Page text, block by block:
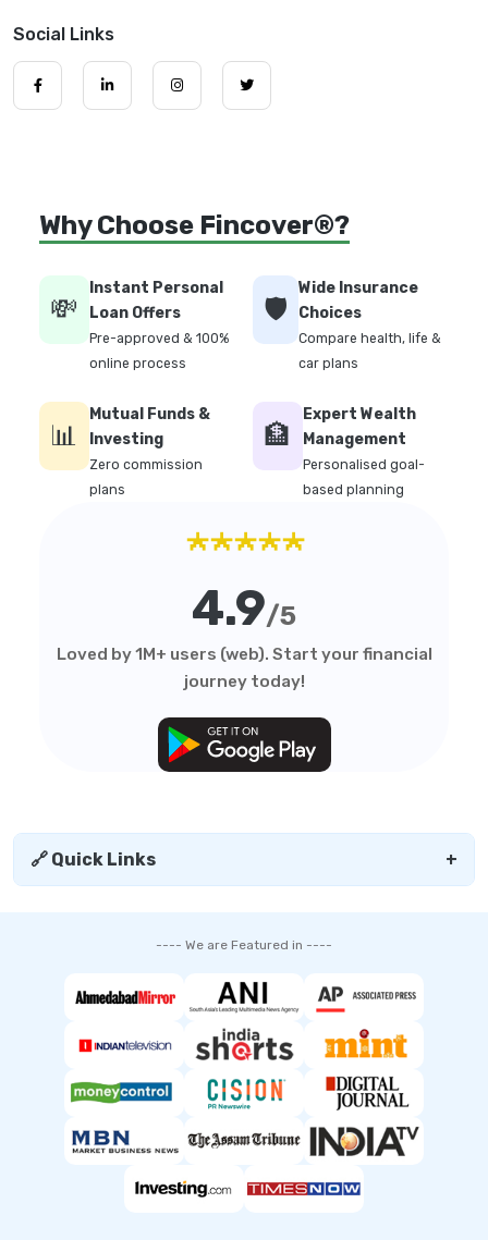
Social Links
Why Choose Fincover®?
💸
Instant Personal
Loan Offers
Pre-approved & 100%
online process
🛡️
Wide Insurance
Choices
Compare health, life &
car plans
📊
Mutual Funds &
Investing
Zero commission
plans
🏦
Expert Wealth
Management
Personalised goal-
based planning
★★★★★
4.9/5
Loved by 1M+ users (web). Start your financial
journey today!
🔗 Quick Links +
---- We are Featured in ----